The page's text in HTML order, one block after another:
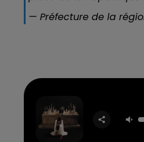
— Préfecture de la